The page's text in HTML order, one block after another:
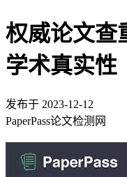
权威论文查
学术真实性
发布于 2023-12-12
PaperPass论文检测网